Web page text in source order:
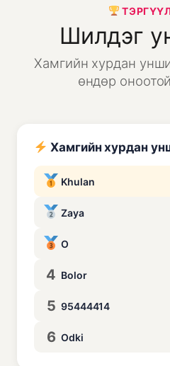
Шилдэг
Хамгийн хурдан
өндөр
Хамгийн хурдан
Khulan
Zaya
O
4 Bolor
5 95444414
6 Odki